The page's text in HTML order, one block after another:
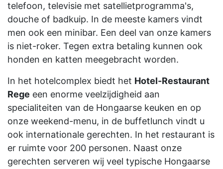
telefoon, televisie met satellietprogramma's,
douche of badkuip. In de meeste kamers vindt
men ook een minibar. Een deel van onze kamers
is niet-roker. Tegen extra betaling kunnen ook
honden en katten meegebracht worden.
In het hotelcomplex biedt het Hotel-Restaurant
Rege een enorme veelzijdigheid aan
specialiteiten van de Hongaarse keuken en op
onze weekend-menu, in de buffetlunch vindt u
ook internationale gerechten. In het restaurant is
er ruimte voor 200 personen. Naast onze
gerechten serveren wij veel typische Hongaarse